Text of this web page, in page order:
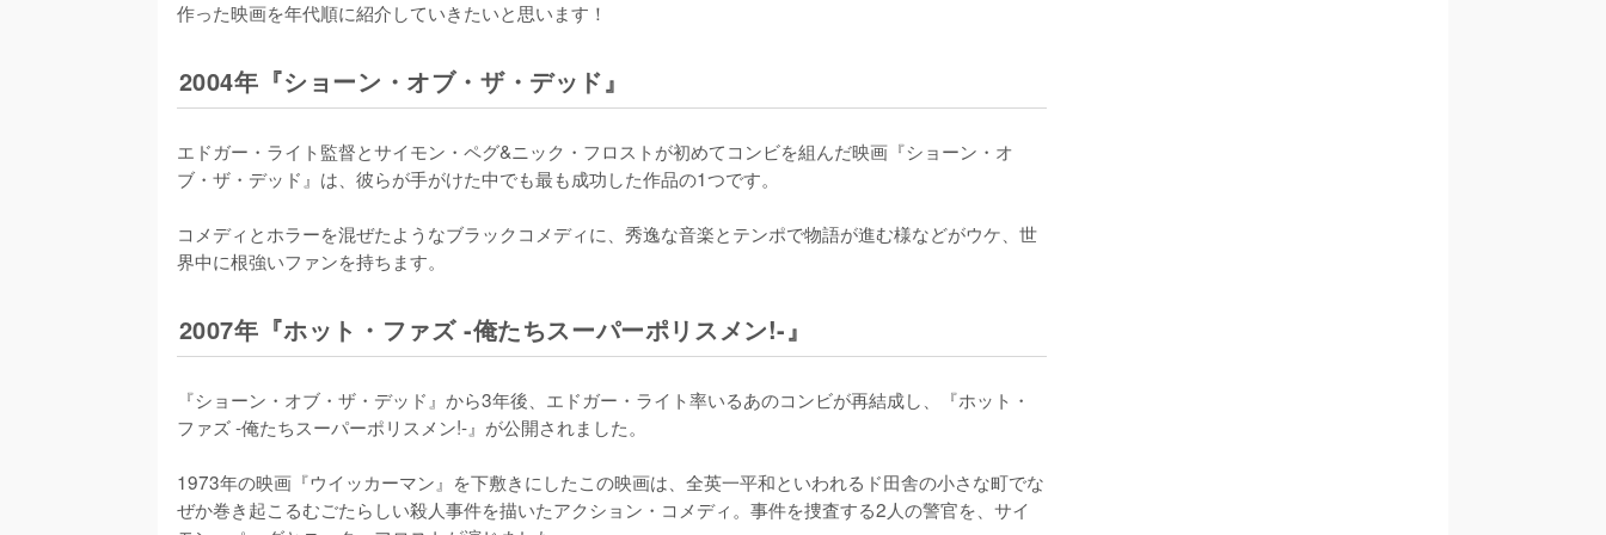
作った映画を年代順に紹介していきたいと思います！
2004年『ショーン・オブ・ザ・デッド』
エドガー・ライト監督とサイモン・ペグ&ニック・フロストが初めてコンビを組んだ映画『ショーン・オ
ブ・ザ・デッド』は、彼らが手がけた中でも最も成功した作品の1つです。
コメディとホラーを混ぜたようなブラックコメディに、秀逸な音楽とテンポで物語が進む様などがウケ、世
界中に根強いファンを持ちます。
2007年『ホット・ファズ -俺たちスーパーポリスメン!-』
『ショーン・オブ・ザ・デッド』から3年後、エドガー・ライト率いるあのコンビが再結成し、『ホット・
ファズ -俺たちスーパーポリスメン!-』が公開されました。
1973年の映画『ウイッカーマン』を下敷きにしたこの映画は、全英一平和といわれるド田舎の小さな町でな
ぜか巻き起こるむごたらしい殺人事件を描いたアクション・コメディ。事件を捜査する2人の警官を、サイ